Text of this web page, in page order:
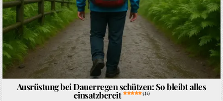
Ausrüstung bei Dauerregen schützen: So bleibt alles
einsatzbereit 5 (2)